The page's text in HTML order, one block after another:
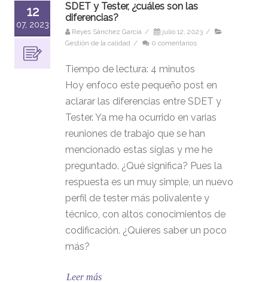
12
07, 2023
SDET y Tester, ¿cuáles son las
diferencias?
Reyes Sánchez García / julio 12, 2023 /
Gestión de la calidad / 0 comentarios
Tiempo de lectura: 4 minutos
Hoy enfoco este pequeño post en
aclarar las diferencias entre SDET y
Tester. Ya me ha ocurrido en varias
reuniones de trabajo que se han
mencionado estas siglas y me he
preguntado. ¿Qué significa? Pues la
respuesta es un muy simple, un nuevo
perfil de tester más polivalente y
técnico, con altos conocimientos de
codificación. ¿Quieres saber un poco
más?
Leer más